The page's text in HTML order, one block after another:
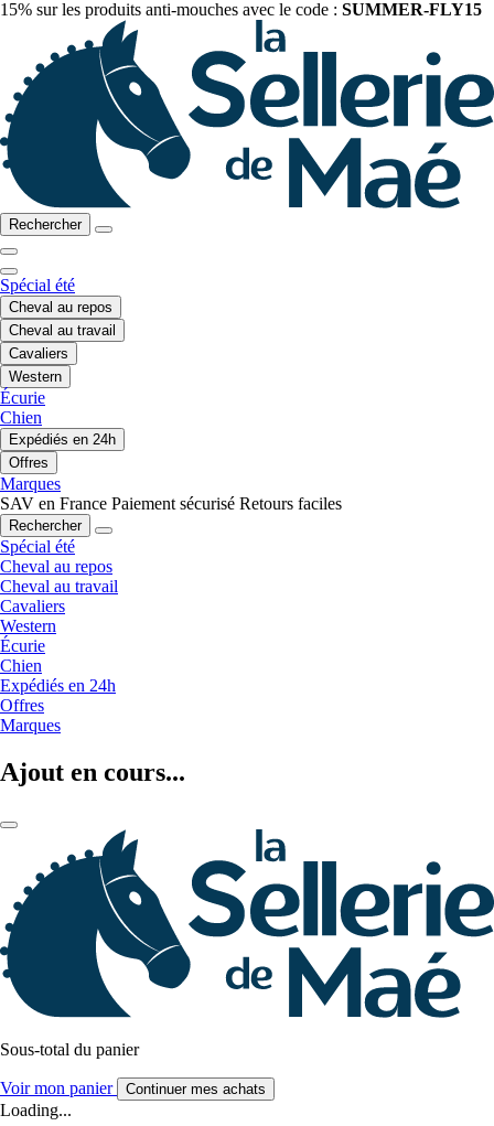
15% sur les produits anti-mouches avec le code : SUMMER-FLY15
Rechercher
Spécial été
Cheval au repos
Cheval au travail
Cavaliers
Western
Écurie
Chien
Expédiés en 24h
Offres
Marques
SAV en France Paiement sécurisé Retours faciles
Rechercher
Spécial été
Cheval au repos
Cheval au travail
Cavaliers
Western
Écurie
Chien
Expédiés en 24h
Offres
Marques
Ajout en cours...
Sous-total du panier
Voir mon panier Continuer mes achats
Loading...